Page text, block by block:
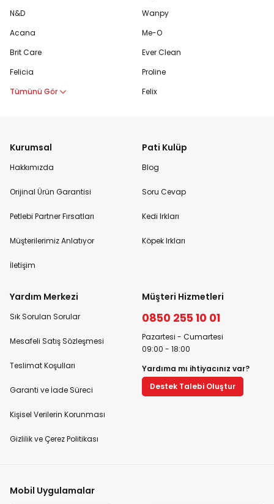
N&D
Acana
Brit Care
Felicia
Tümünü Gör
Wanpy
Me-O
Ever Clean
Proline
Felix
Kurumsal
Hakkımızda
Orijinal Ürün Garantisi
Petlebi Partner Fırsatları
Müşterilerimiz Anlatıyor
İletişim
Pati Kulüp
Blog
Soru Cevap
Kedi Irkları
Köpek Irkları
Yardım Merkezi
Sık Sorulan Sorular
Mesafeli Satış Sözleşmesi
Teslimat Koşulları
Garanti ve İade Süreci
Kişisel Verilerin Korunması
Gizlilik ve Çerez Politikası
Müşteri Hizmetleri
0850 255 10 01
Pazartesi - Cumartesi
09:00 - 18:00
Yardıma mı ihtiyacınız var?
Destek Talebi Oluştur
Mobil Uygulamalar